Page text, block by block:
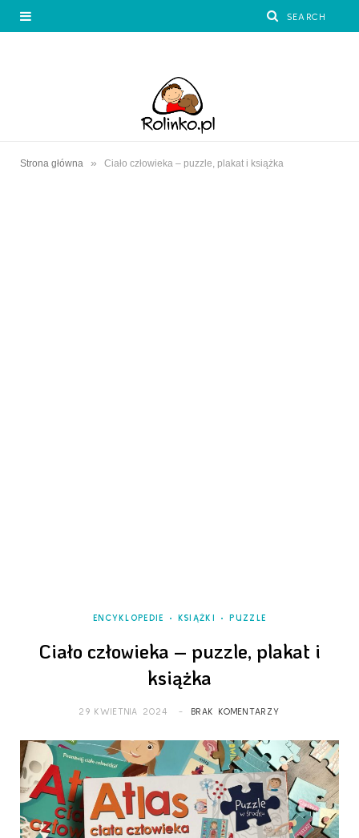
Strona główna » Ciało człowieka – puzzle, plakat i książka
ENCYKLOPEDIE KSIĄŻKI PUZZLE
Ciało człowieka – puzzle, plakat i
książka
29 KWIETNIA 2024 BRAK KOMENTARZY